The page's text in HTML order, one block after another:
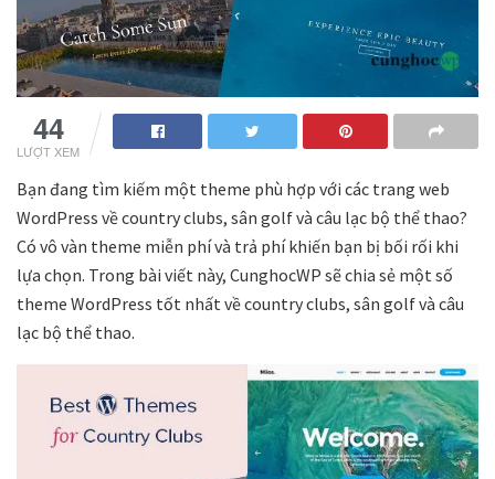
44
LƯỢT XEM
Bạn đang tìm kiếm một theme phù hợp với các trang web
WordPress về country clubs, sân golf và câu lạc bộ thể thao?
Có vô vàn theme miễn phí và trả phí khiến bạn bị bối rối khi
lựa chọn. Trong bài viết này, CunghocWP sẽ chia sẻ một số
theme WordPress tốt nhất về country clubs, sân golf và câu
lạc bộ thể thao.